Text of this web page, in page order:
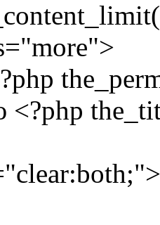
<?php